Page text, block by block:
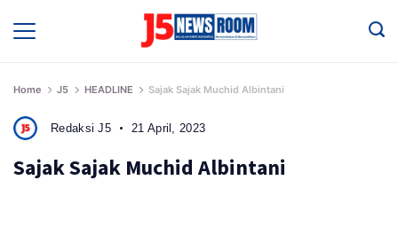
Home J5 HEADLINE Sajak Sajak Muchid Albintani
Redaksi J5 21 April, 2023
Sajak Sajak Muchid Albintani